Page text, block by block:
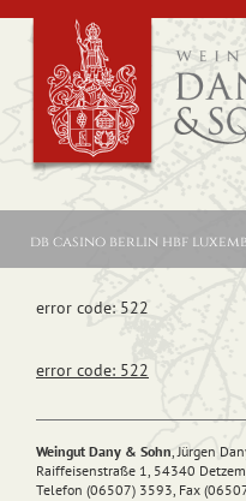
db casino berlin hbf
error code: 522
error code: 522
Weingut Dany & Sohn, Jürgen
Raiffeisenstraße 1, 54340
Telefon (06507) 3593, Fax